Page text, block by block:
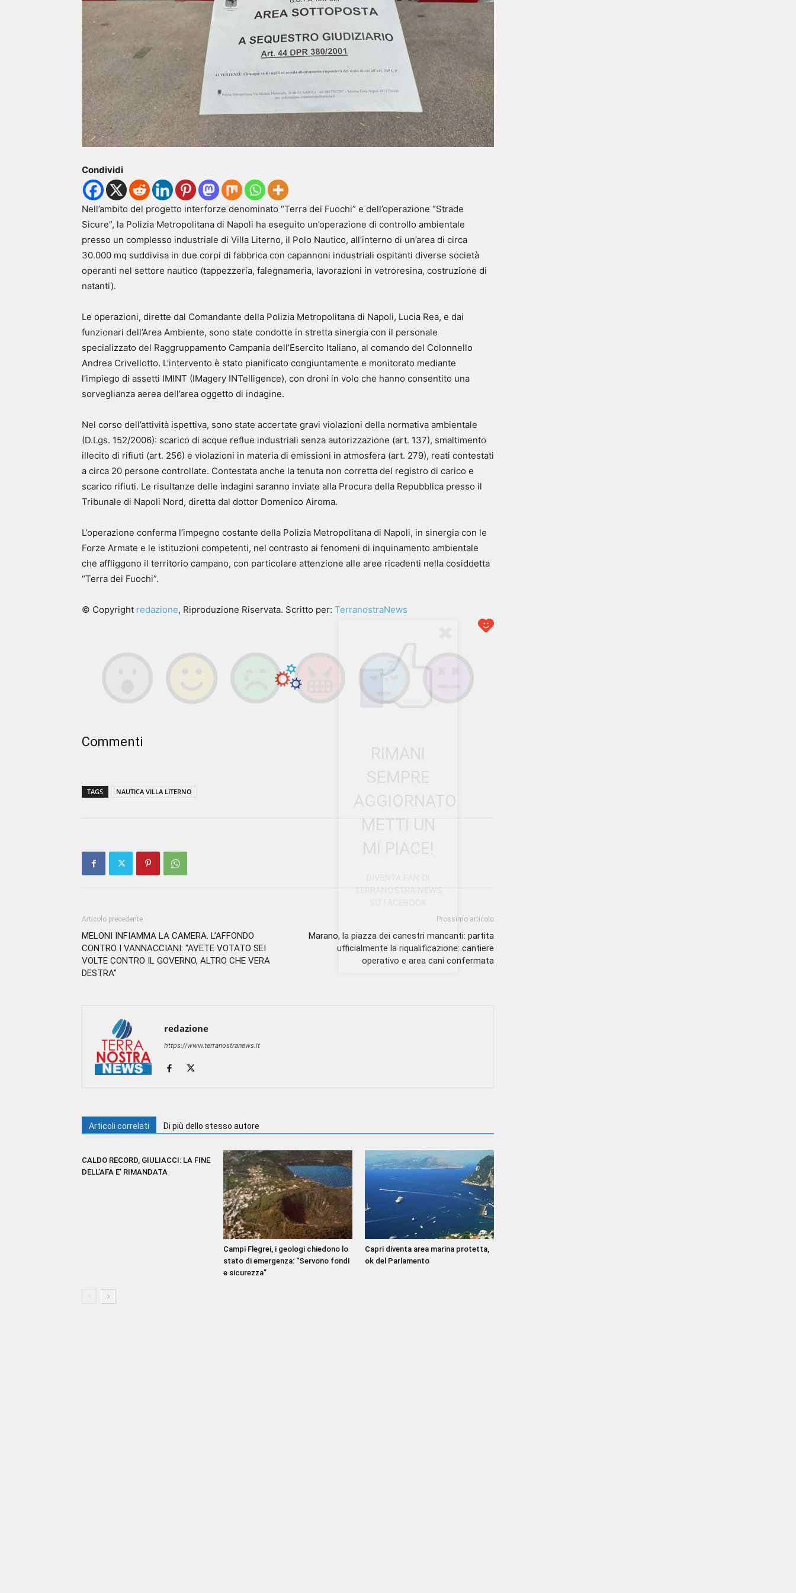
Condividi
Nell’ambito del progetto interforze denominato “Terra dei Fuochi” e dell’operazione “Strade
Sicure”, la Polizia Metropolitana di Napoli ha eseguito un’operazione di controllo ambientale
presso un complesso industriale di Villa Literno, il Polo Nautico, all’interno di un’area di circa
30.000 mq suddivisa in due corpi di fabbrica con capannoni industriali ospitanti diverse società
operanti nel settore nautico (tappezzeria, falegnameria, lavorazioni in vetroresina, costruzione di
natanti).
Le operazioni, dirette dal Comandante della Polizia Metropolitana di Napoli, Lucia Rea, e dai
funzionari dell’Area Ambiente, sono state condotte in stretta sinergia con il personale
specializzato del Raggruppamento Campania dell’Esercito Italiano, al comando del Colonnello
Andrea Crivellotto. L’intervento è stato pianificato congiuntamente e monitorato mediante
l’impiego di assetti IMINT (IMagery INTelligence), con droni in volo che hanno consentito una
sorveglianza aerea dell’area oggetto di indagine.
Nel corso dell’attività ispettiva, sono state accertate gravi violazioni della normativa ambientale
(D.Lgs. 152/2006): scarico di acque reflue industriali senza autorizzazione (art. 137), smaltimento
illecito di rifiuti (art. 256) e violazioni in materia di emissioni in atmosfera (art. 279), reati contestati
a circa 20 persone controllate. Contestata anche la tenuta non corretta del registro di carico e
scarico rifiuti. Le risultanze delle indagini saranno inviate alla Procura della Repubblica presso il
Tribunale di Napoli Nord, diretta dal dottor Domenico Airoma.
L’operazione conferma l’impegno costante della Polizia Metropolitana di Napoli, in sinergia con le
Forze Armate e le istituzioni competenti, nel contrasto ai fenomeni di inquinamento ambientale
che affliggono il territorio campano, con particolare attenzione alle aree ricadenti nella cosiddetta
“Terra dei Fuochi”.
© Copyright redazione, Riproduzione Riservata. Scritto per: TerranostraNews
Commenti
TAGS NAUTICA VILLA LITERNO
Articolo precedente
MELONI INFIAMMA LA CAMERA. L’AFFONDO
CONTRO I VANNACCIANI: “AVETE VOTATO SEI
VOLTE CONTRO IL GOVERNO, ALTRO CHE VERA
DESTRA”
Prossimo articolo
Marano, la piazza dei canestri mancanti: partita
ufficialmente la riqualificazione: cantiere
operativo e area cani confermata
redazione
https://www.terranostranews.it
Articoli correlati Di più dello stesso autore
CALDO RECORD, GIULIACCI: LA FINE
DELL’AFA E’ RIMANDATA
Campi Flegrei, i geologi chiedono lo
stato di emergenza: “Servono fondi
e sicurezza”
Capri diventa area marina protetta,
ok del Parlamento
TERRANOSTRA NEWS